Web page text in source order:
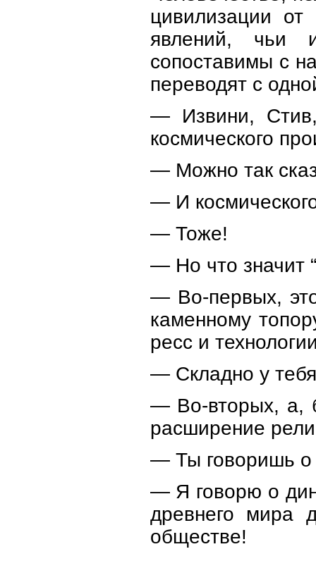
цивилизации
явлений, чьи
сопоставимы с
переводят с
— Извини,
космического
— Можно так
— И
— Тоже!
— Но что значит
— Во-первых,
каменному
ресс и
— Складно у
— Во-вторых, а,
расширение
— Ты говоришь о
— Я говорю о
древнего мира
обществе!